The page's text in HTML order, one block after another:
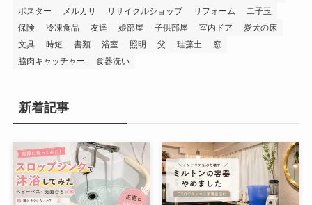
ポスター
メルカリ リサイクルショップ リフォーム
二子玉
保険
冷凍食品 友達 娘部屋 子供部屋 室内ドア
愛犬の床
文具
時短 書類 浴室 照明 父 珪藻土
窓
脇肉キャッチャー
食器洗い
新着記事